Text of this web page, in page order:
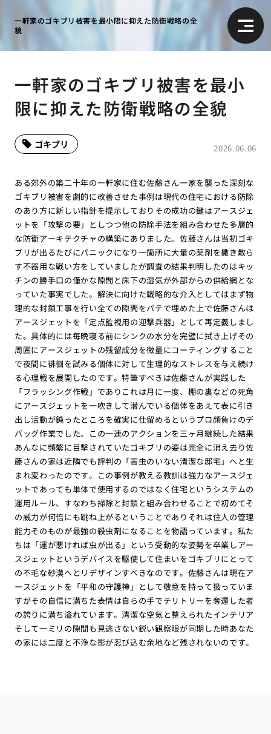
一軒家のゴキブリ被害を最小限に抑えた防衛戦略の全
貌
一軒家のゴキブリ被害を最小
限に抑えた防衛戦略の全貌
2026.06.06
ゴキブリ
ある郊外の築二十年の一軒家に住む佐藤さん一家を襲った深刻な
ゴキブリ被害を劇的に改善させた事例は現代の住宅における防除
のあり方に新しい指針を提示しておりその成功の鍵はアースジェ
ットを「攻撃の要」としつつ他の防除手法を組み合わせた多層的
な防衛アーキテクチャの構築にありました。佐藤さんは当初ゴキ
ブリが出るたびにパニックになり一箇所に大量の薬剤を撒き散ら
す不器用な戦い方をしていましたが調査の結果判明したのはキッ
チンの勝手口の僅かな隙間と床下の湿気が外部からの供給網とな
っていた事実でした。解決に向けた戦略的な介入としてはまず物
理的な封鎖工事を行い全ての隙間をパテで埋めた上で佐藤さんは
アースジェットを「定点監視用の迎撃兵器」として再定義しまし
た。具体的には毎晩寝る前にシンクの水分を完璧に拭き上げその
周囲にアースジェットの残留成分を微量にコーティングすること
で夜間に徘徊を試みる個体に対して生理的なストレスを与え続け
る心理戦を展開したのです。特筆すべきは佐藤さんが実践した
「フラッシング作戦」でありこれは月に一度、棚の裏などの死角
にアースジェットを一吹きして潜んでいる個体をあえて表に引き
出し活動が鈍ったところを確実に仕留めるというプロ顔負けのデ
バッグ作業でした。この一連のアクションを三ヶ月継続した結果
あんなに頻繁に目撃されていたゴキブリの姿は完全に消え去り佐
藤さんの家は近隣でも評判の「害虫のいない清潔な邸宅」へと生
まれ変わったのです。この事例が教える教訓は強力なアースジェ
ットであっても単体で使用するのではなく住宅というシステムの
運用ルール、すなわち掃除と封鎖と組み合わせることで初めてそ
の威力が何倍にも跳ね上がるということでありそれは住人の管理
能力そのものが最強の殺虫剤になることを物語っています。私た
ちは「運が悪ければ虫が出る」という受動的な姿勢を卒業しアー
スジェットというデバイスを駆使して住まいをゴキブリにとって
の不毛な砂漠へとリデザインすべきなのです。佐藤さんは現在ア
ースジェットを「平和の守護神」として敬意を持って扱っていま
すがその自信に満ちた表情は自らの手でテリトリーを奪還した者
の誇りに満ち溢れています。清潔な空気と整えられたインテリア
そして一ミリの隙間も見逃さない鋭い観察眼が同期した時あなた
の家には二度と不浄な影が忍び込む余地など残されないのです。